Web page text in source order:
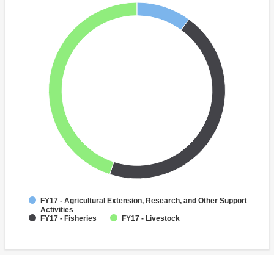
FY17 - Agricultural Extension, Research, and Other Support
Activities
FY17 - Fisheries
FY17 - Livestock